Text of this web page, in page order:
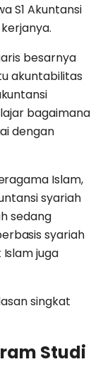
S1 Akuntansi
besarnya
akuntabilitas
bagaimana
dengan
Islam,
syariah
sedang
syariah
juga
singkat
Studi